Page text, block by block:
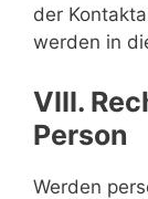
der
werden in
VIII.
Person
Werden